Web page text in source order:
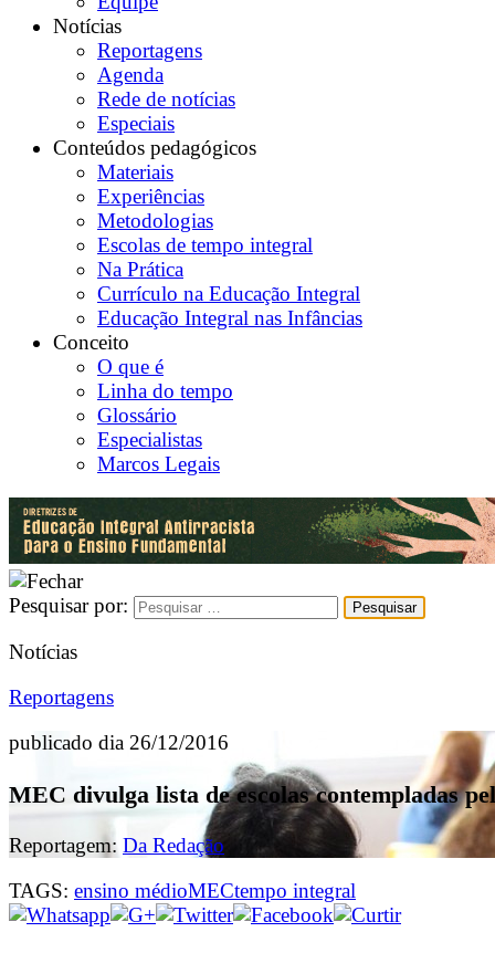
Notícias
Reportagens
Agenda
Rede de notícias
Especiais
Conteúdos pedagógicos
Materiais
Experiências
Metodologias
Escolas de tempo integral
Na Prática
Currículo na Educação Integral
Educação Integral nas Infâncias
Conceito
O que é
Linha do tempo
Glossário
Especialistas
Marcos Legais
Pesquisar por:
Notícias
Reportagens
publicado dia 26/12/2016
MEC divulga lista de escolas contempladas
Reportagem: Da Redação
TAGS: ensino médioMECtempo integral